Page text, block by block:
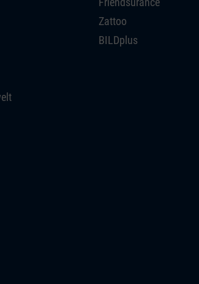
Zattoo
BILDplus